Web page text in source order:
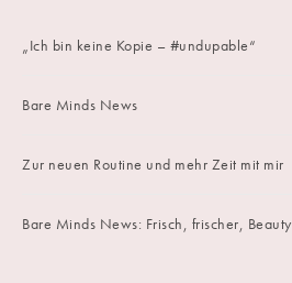
„Ich bin keine Kopie – #undupable“
Bare Minds News
Zur neuen Routine und mehr Zeit mit mir
Bare Minds News: Frisch, frischer, Beauty